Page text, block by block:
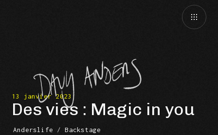
13 janvier 2023
Des vies : Magic in you
Anderslife / Backstage